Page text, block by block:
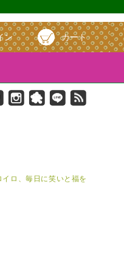
ン カート
ロ、毎日に笑いと福を